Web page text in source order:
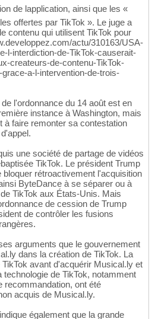
de lapplication, ainsi que les «
offertes par TikTok ». Le juge a
contenu qui utilisent TikTok pour
actu/310163/USA-
l-interdiction-de-TikTok-causerait-
createurs-de-contenu-TikTok-
a-l-intervention-de-trois-
l'ordonnance du 14 août est en
instance à Washington, mais
à faire remonter sa contestation
une société de partage de vidéos
TikTok. Le président Trump
bloquer rétroactivement l'acquisition
ByteDance à se séparer ou à
TikTok aux États-Unis. Mais
de cession de Trump
de contrôler les fusions
arguments que le gouvernement
dans la création de TikTok. La
avant d'acquérir Musical.ly et
de TikTok, notamment
recommandation, ont été
acquis de Musical.ly.
également que la grande